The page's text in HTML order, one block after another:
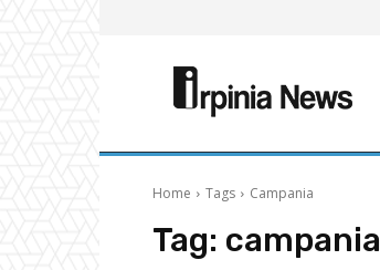
Home Tags Campania
Tag: campania